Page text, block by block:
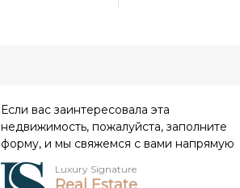
Если вас заинтересовала эта
недвижимость, пожалуйста, заполните
форму, и мы свяжемся с вами напрямую
Luxury Signature